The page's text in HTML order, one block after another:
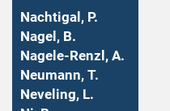
Nachtigal, P.
Nagel, B.
Nagele-Renzl, A.
Neumann, T.
Neveling, L.